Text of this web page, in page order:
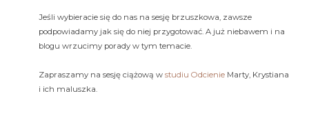
Jeśli wybieracie się do nas na sesję brzuszkowa, zawsze
podpowiadamy jak się do niej przygotować. A już niebawem i na
blogu wrzucimy porady w tym temacie.
Zapraszamy na sesję ciążową w studiu Odcienie Marty, Krystiana
i ich maluszka.